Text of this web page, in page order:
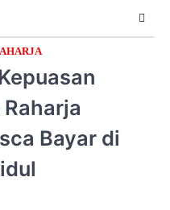
Bayar di